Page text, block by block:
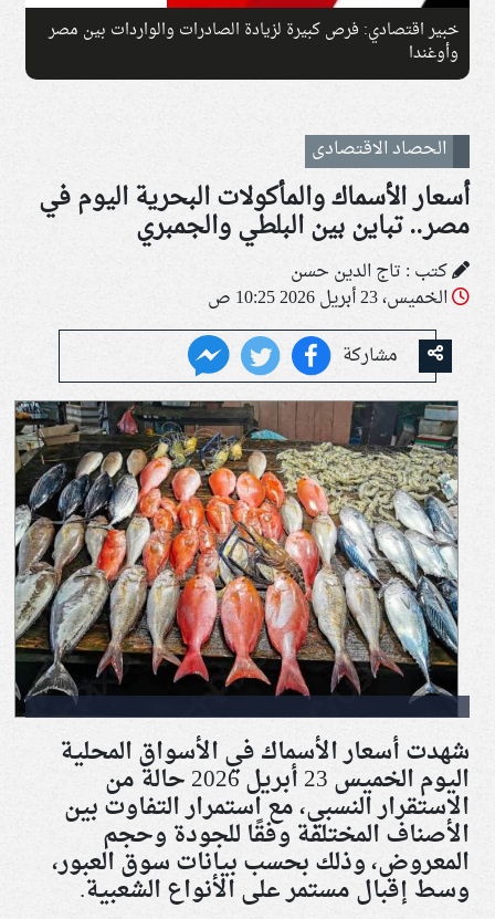
خبير اقتصادي: فرص كبيرة لزيادة الصادرات والواردات بين مصر
وأوغندا
الحصاد الاقتصادى
أسعار الأسماك والمأكولات البحرية اليوم في
مصر.. تباين بين البلطي والجمبري
كتب : تاج الدين حسن
الخميس، 23 أبريل 2026 10:25 ص
مشاركة
شهدت أسعار الأسماك في الأسواق المحلية
اليوم الخميس 23 أبريل 2026 حالة من
الاستقرار النسبي، مع استمرار التفاوت بين
الأصناف المختلفة وفقًا للجودة وحجم
المعروض، وذلك بحسب بيانات سوق العبور،
وسط إقبال مستمر على الأنواع الشعبية.